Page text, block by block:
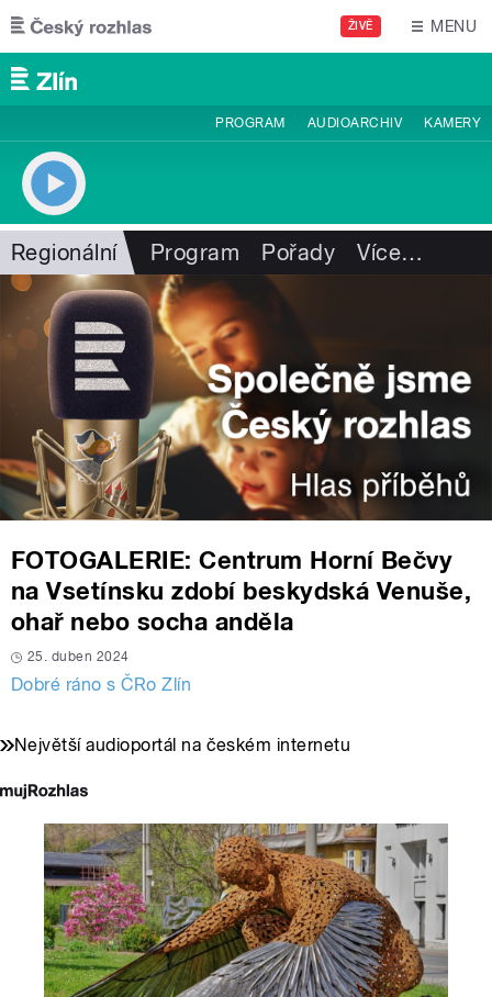
Přejít k hlavnímu obsahu
ŽIVĚ MENU
PROGRAM AUDIOARCHIV KAMERY
Regionální Program Pořady Více…
FOTOGALERIE: Centrum Horní Bečvy
na Vsetínsku zdobí beskydská Venuše,
ohař nebo socha anděla
25. duben 2024
Dobré ráno s ČRo Zlín
Největší audioportál na českém internetu